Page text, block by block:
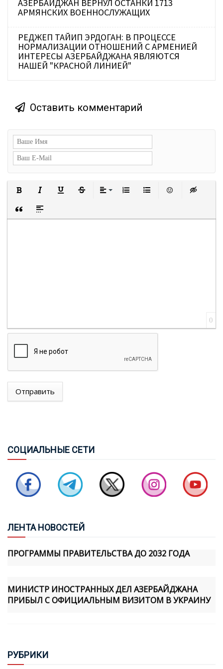
АЗЕРБАЙДЖАН ВЕРНУЛ ОСТАНКИ 1713
АРМЯНСКИХ ВОЕННОСЛУЖАЩИХ
РЕДЖЕП ТАЙИП ЭРДОГАН: В ПРОЦЕССЕ
НОРМАЛИЗАЦИИ ОТНОШЕНИЙ С АРМЕНИЕЙ
ИНТЕРЕСЫ АЗЕРБАЙДЖАНА ЯВЛЯЮТСЯ
НАШЕЙ "КРАСНОЙ ЛИНИЕЙ"
Оставить комментарий
Вставка цитаты
Вставка спойлера
0
Отправить
СОЦИАЛЬНЫЕ СЕТИ
ЛЕНТА НОВОСТЕЙ
ХИКМЕТ ГАДЖИЕВ: «АЗЕРБАЙДЖАН ПОДТВЕРДИЛ
СВОЮ ПОЛИТИКУ В ЭТОМ НАПРАВЛЕНИИ»
«TÜRKIYE GAZETESI» ИСКАЗИЛА РЯД
ВЫСКАЗЫВАНИЙ ХИКМЕТА ГАДЖИЕВА
ВЛАСТИ АРМЕНИИ НАЧАЛИ ОБСУЖДЕНИЕ
ПРОГРАММЫ ПРАВИТЕЛЬСТВА ДО 2032 ГОДА
МИНИСТР ИНОСТРАННЫХ ДЕЛ АЗЕРБАЙДЖАНА
ПРИБЫЛ С ОФИЦИАЛЬНЫМ ВИЗИТОМ В УКРАИНУ
"АРЦАХОМ"
РУБРИКИ